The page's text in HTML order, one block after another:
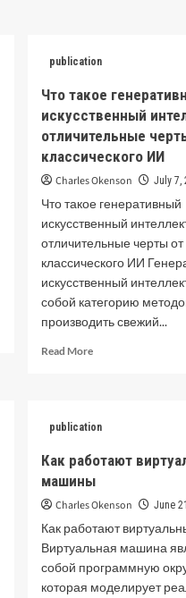
содержимого
психологическое
опустошение
publication
Что такое
искусственный
отличительные
классического ИИ
Charles Okenson July 7,
Что такое генеративный
искусственный
отличительные черты от
классического ИИ
искусственный
собой категорию
производить свежий...
Read MoreRead
генеративный
интеллект:
отличительные
черты
классического
ИИ
publication
Как работают
машины
Charles Okenson June
Как работают
Виртуальная машина
собой программную
которая моделирует